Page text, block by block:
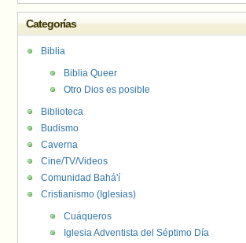
Categorías
Biblia
Biblia Queer
Otro Dios es posible
Biblioteca
Budismo
Caverna
Cine/TV/Videos
Comunidad Bahá'í
Cristianismo (Iglesias)
Cuáqueros
Iglesia Adventista del Séptimo Día